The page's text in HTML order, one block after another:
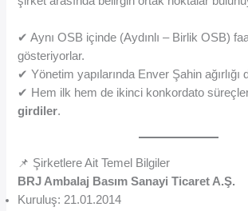
✔ Aynı OSB içinde (Aydınlı – Birlik OSB)
gösteriyorlar.
✔ Yönetim yapılarında Enver Şahin ağırlığı
✔ Hem ilk hem de ikinci konkordato
girdiler.
📌 Şirketlere Ait Temel Bilgiler
BRJ Ambalaj Basım Sanayi Ticaret A.Ş.
Kuruluş: 21.01.2014